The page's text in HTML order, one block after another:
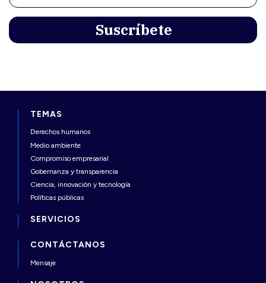
TEMAS
Derechos humanos
Medio ambiente
Compromiso empresarial
Gobernanza y transparencia
Ciencia, innovación y tecnología
Políticas públicas
SERVICIOS
CONTÁCTANOS
Mensaje